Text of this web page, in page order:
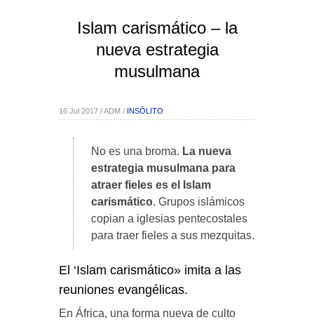
Islam carismático – la
nueva estrategia
musulmana
16 Jul 2017 / ADM / INSÓLITO
No es una broma. La nueva
estrategia musulmana para
atraer fieles es el Islam
carismático. Grupos islámicos
copian a iglesias pentecostales
para traer fieles a sus mezquitas.
El ‘Islam carismático» imita a las
reuniones evangélicas.
En África, una forma nueva de culto